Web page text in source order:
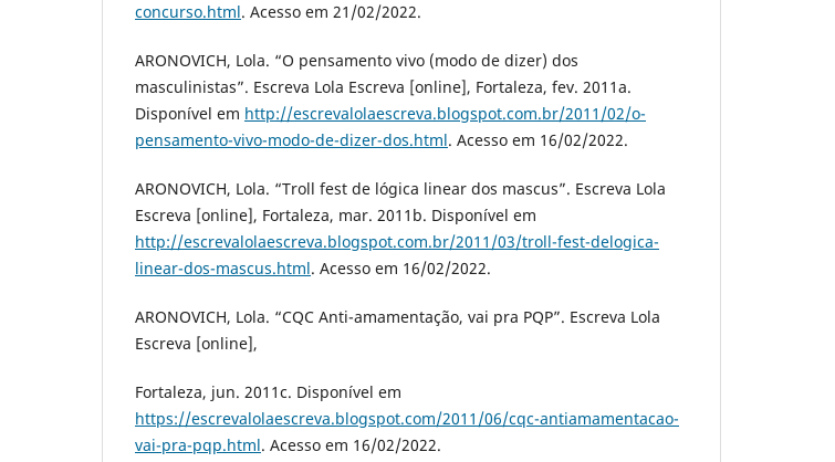
concurso.html. Acesso em 21/02/2022.
ARONOVICH, Lola. “O pensamento vivo (modo de dizer) dos
masculinistas”. Escreva Lola Escreva [online], Fortaleza, fev. 2011a.
Disponível em http://escrevalolaescreva.blogspot.com.br/2011/02/o-
pensamento-vivo-modo-de-dizer-dos.html. Acesso em 16/02/2022.
ARONOVICH, Lola. “Troll fest de lógica linear dos mascus”. Escreva Lola
Escreva [online], Fortaleza, mar. 2011b. Disponível em
http://escrevalolaescreva.blogspot.com.br/2011/03/troll-fest-delogica-
linear-dos-mascus.html. Acesso em 16/02/2022.
ARONOVICH, Lola. “CQC Anti-amamentação, vai pra PQP”. Escreva Lola
Escreva [online],
Fortaleza, jun. 2011c. Disponível em
https://escrevalolaescreva.blogspot.com/2011/06/cqc-antiamamentacao-
vai-pra-pqp.html. Acesso em 16/02/2022.